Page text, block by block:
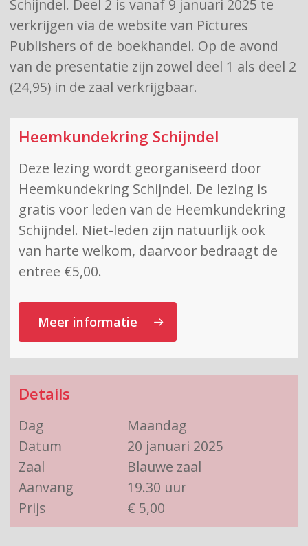
Schijndel. Deel 2 is vanaf 9 januari 2025 te
verkrijgen via de website van Pictures
Publishers of de boekhandel. Op de avond
van de presentatie zijn zowel deel 1 als deel 2
(24,95) in de zaal verkrijgbaar.
Heemkundekring Schijndel
Deze lezing wordt georganiseerd door
Heemkundekring Schijndel. De lezing is
gratis voor leden van de Heemkundekring
Schijndel. Niet-leden zijn natuurlijk ook
van harte welkom, daarvoor bedraagt de
entree €5,00.
Meer informatie
Details
Dag
Maandag
Datum
20 januari 2025
Zaal
Blauwe zaal
Aanvang
19.30 uur
Prijs
€ 5,00